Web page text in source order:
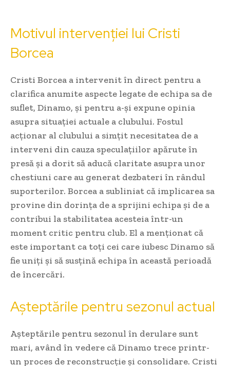
Motivul intervenției lui Cristi
Borcea
Cristi Borcea a intervenit în direct pentru a
clarifica anumite aspecte legate de echipa sa de
suflet, Dinamo, și pentru a-și expune opinia
asupra situației actuale a clubului. Fostul
acționar al clubului a simțit necesitatea de a
interveni din cauza speculațiilor apărute în
presă și a dorit să aducă claritate asupra unor
chestiuni care au generat dezbateri în rândul
suporterilor. Borcea a subliniat că implicarea sa
provine din dorința de a sprijini echipa și de a
contribui la stabilitatea acesteia într-un
moment critic pentru club. El a menționat că
este important ca toți cei care iubesc Dinamo să
fie uniți și să susțină echipa în această perioadă
de încercări.
Așteptările pentru sezonul actual
Așteptările pentru sezonul în derulare sunt
mari, având în vedere că Dinamo trece printr-
un proces de reconstrucție și consolidare. Cristi